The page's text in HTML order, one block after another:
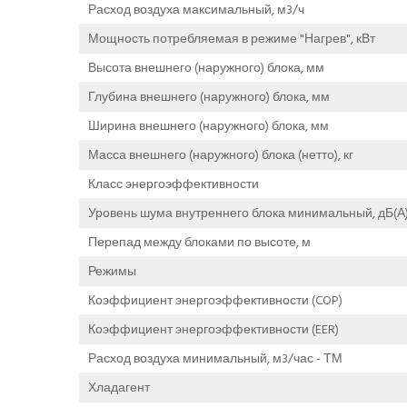
Расход воздуха максимальный, м3/ч
Мощность потребляемая в режиме "Нагрев", кВт
Высота внешнего (наружного) блока, мм
Глубина внешнего (наружного) блока, мм
Ширина внешнего (наружного) блока, мм
Масса внешнего (наружного) блока (нетто), кг
Класс энергоэффективности
Уровень шума внутреннего блока минимальный,
Перепад между блоками по высоте, м
Режимы
Коэффициент энергоэффективности (COP)
Коэффициент энергоэффективности (EER)
Расход воздуха минимальный, м3/час - ТМ
Хладагент